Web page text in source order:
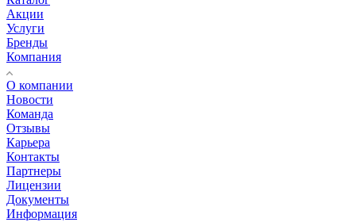
Акции
Услуги
Бренды
Компания
О компании
Новости
Команда
Отзывы
Карьера
Контакты
Партнеры
Лицензии
Документы
Информация